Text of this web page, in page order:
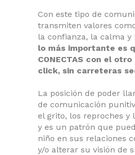
Con este tipo de
transmiten valores
la confianza, la calma y
lo más importante es
CONECTAS con el
click, sin carreteras
La posición de poder
de comunicación
el grito, los reproches y
y es un patrón que
niño en sus relaciones
y/o alterar su visión de